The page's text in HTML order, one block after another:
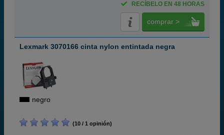
RECÍBELO EN 48 HORAS
comprar >
Lexmark 3070166 cinta nylon entintada negra
negro
(10 / 1 opinión)